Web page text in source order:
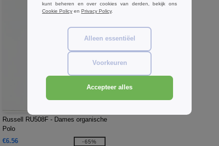
W1
Russell RU508F - Dames organische
Polo
€6.56
-65%
kunt beheren en over cookies van derden, bekijk ons
Cookie Policy en Privacy Policy.
Alleen essentiëel
Voorkeuren
Accepteer alles